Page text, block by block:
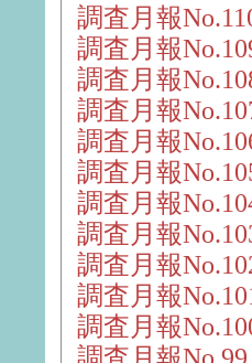
調査月報
調査月報
調査月報
調査月報
調査月報
調査月報
調査月報
調査月報
調査月報
調査月報
調査月報
調査月報